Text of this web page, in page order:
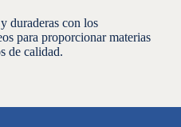
duraderas con los
para proporcionar materias
de calidad.